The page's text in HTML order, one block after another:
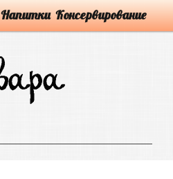
Напитки Консервирование